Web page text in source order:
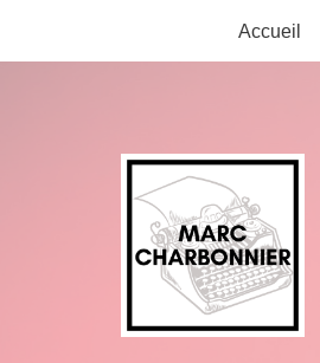
Aller
Accueil